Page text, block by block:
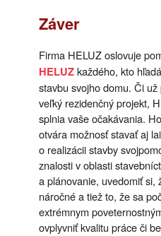
Záver
Firma HELUZ oslovuje
HELUZkaždého, kto
stavbu svojho domu. Či
veľký rezidenčný projekt,
splnia vaše očakávania.
otvára možnosť stavať aj
o realizácii stavby
znalosti v oblasti
a plánovanie, uvedomiť si,
náročné a tiež to, že sa
extrémnym
ovplyvniť kvalitu práce či